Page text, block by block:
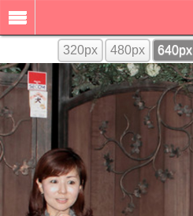
320px 480px 640px